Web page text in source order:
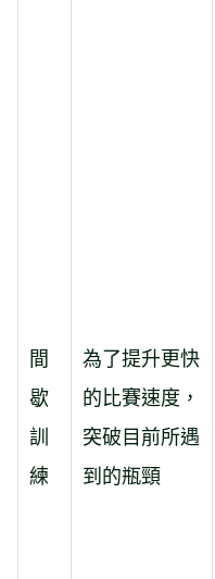
間
歇
訓
練
為了提升更快
的比賽速度，
突破目前所遇
到的瓶頸